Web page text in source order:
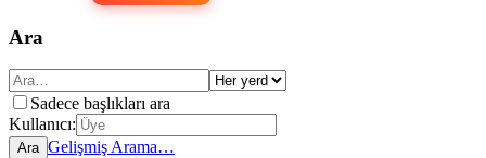
Ara
Sadece başlıkları ara
Kullanıcı:
Ara Gelişmiş Arama…